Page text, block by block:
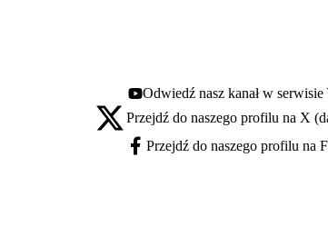
Youtube - otwiera się w nowej karcie
Odwiedź nasz kanał w serwisie
X - otwiera się w nowej karcie
Przejdź do naszego profilu na X
Facebook - otwiera się w nowej karcie
Przejdź do naszego profilu na